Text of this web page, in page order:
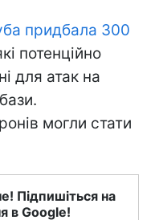
придбала 300
потенційно
для атак на
могли стати
Підпишіться на
в Google!